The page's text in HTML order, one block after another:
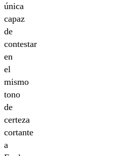
única
capaz
de
contestar
en
el
mismo
tono
de
certeza
cortante
a